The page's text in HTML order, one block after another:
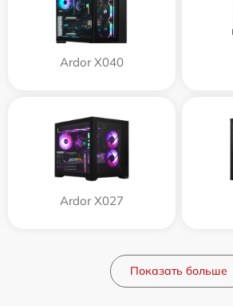
Ardor X040
Ardor X027
Показать больше